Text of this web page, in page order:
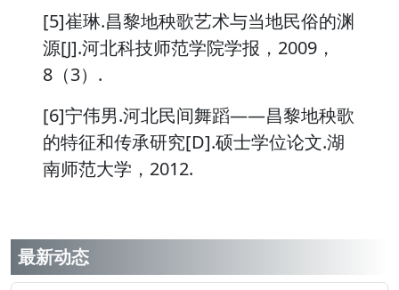
[5]崔琳.昌黎地秧歌艺术与当地民俗的渊
源[J].河北科技师范学院学报，2009，
8（3）.
[6]宁伟男.河北民间舞蹈——昌黎地秧歌
的特征和传承研究[D].硕士学位论文.湖
南师范大学，2012.
最新动态